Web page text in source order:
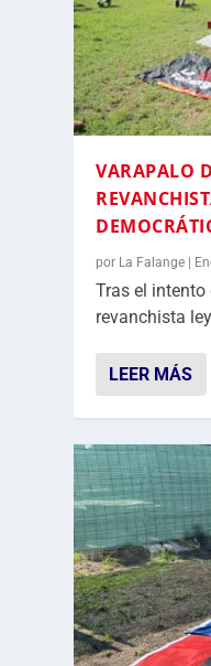
VARAPALO
por La Falange
Tras el intento
revanchista
LEER MÁS